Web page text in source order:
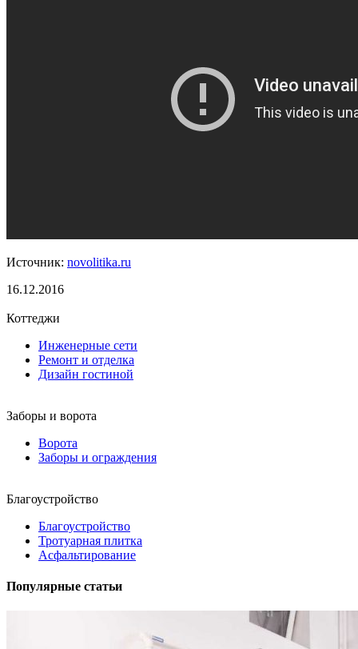
Источник: novolitika.ru
16.12.2016
Коттеджи
Инженерные сети
Ремонт и отделка
Дизайн гостиной
Заборы и ворота
Ворота
Заборы и ограждения
Благоустройство
Благоустройство
Тротуарная плитка
Асфальтирование
Популярные статьи